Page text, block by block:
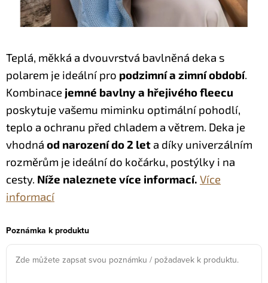
Teplá, měkká a dvouvrstvá bavlněná deka s
polarem je ideální pro podzimní a zimní období.
Kombinace jemné bavlny a hřejivého fleecu
poskytuje vašemu miminku optimální pohodlí,
teplo a ochranu před chladem a větrem. Deka je
vhodná od narození do 2 let a díky univerzálním
rozměrům je ideální do kočárku, postýlky i na
cesty. Níže naleznete více informací. Více
informací
Poznámka k produktu